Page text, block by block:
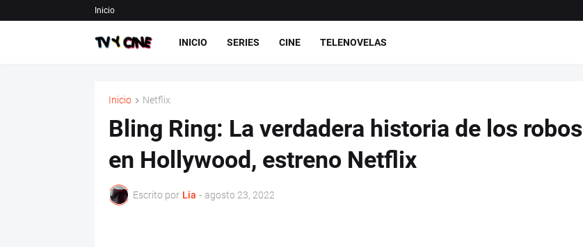
Inicio
INICIO SERIES CINE TELENOVELAS
Inicio Netflix
Bling Ring: La verdadera historia de los robos
en Hollywood, estreno Netflix
Escrito por Lia - agosto 23, 2022